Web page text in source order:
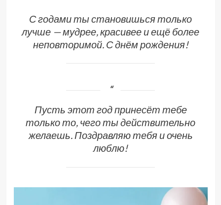
С годами ты становишься только
лучше — мудрее, красивее и ещё более
неповторимой. С днём рождения!
Пусть этот год принесёт тебе
только то, чего ты действительно
желаешь. Поздравляю тебя и очень
люблю!